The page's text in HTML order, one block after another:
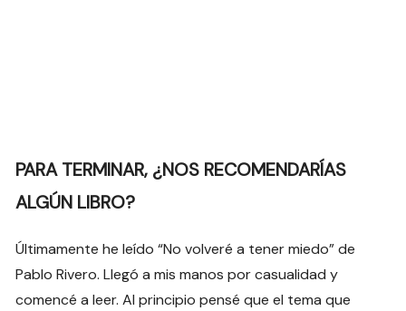
PARA TERMINAR, ¿NOS RECOMENDARÍAS
ALGÚN LIBRO?
Últimamente he leído “No volveré a tener miedo” de
Pablo Rivero. Llegó a mis manos por casualidad y
comencé a leer. Al principio pensé que el tema que